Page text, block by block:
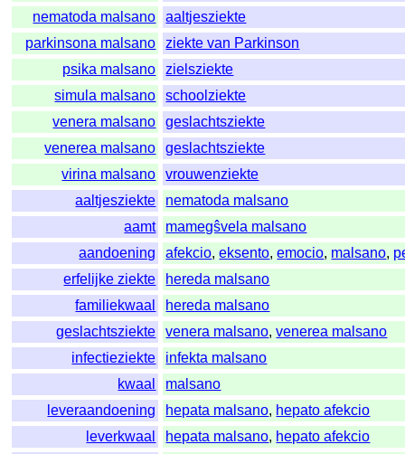
nematoda malsano
aaltjesziekte
parkinsona malsano
ziekte van Parkinson
psika malsano
zielsziekte
simula malsano
schoolziekte
venera malsano
geslachtsziekte
venerea malsano
geslachtsziekte
virina malsano
vrouwenziekte
aaltjesziekte
nematoda malsano
aamt
mamegŝvela malsano
aandoening
afekcio,eksento,emocio, malsano,
erfelijke ziekte
hereda malsano
familiekwaal
hereda malsano
geslachtsziekte
venera malsano,venerea malsano
infectieziekte
infekta malsano
kwaal
malsano
leveraandoening
hepata malsano, hepato afekcio
leverkwaal
hepata malsano, hepato afekcio